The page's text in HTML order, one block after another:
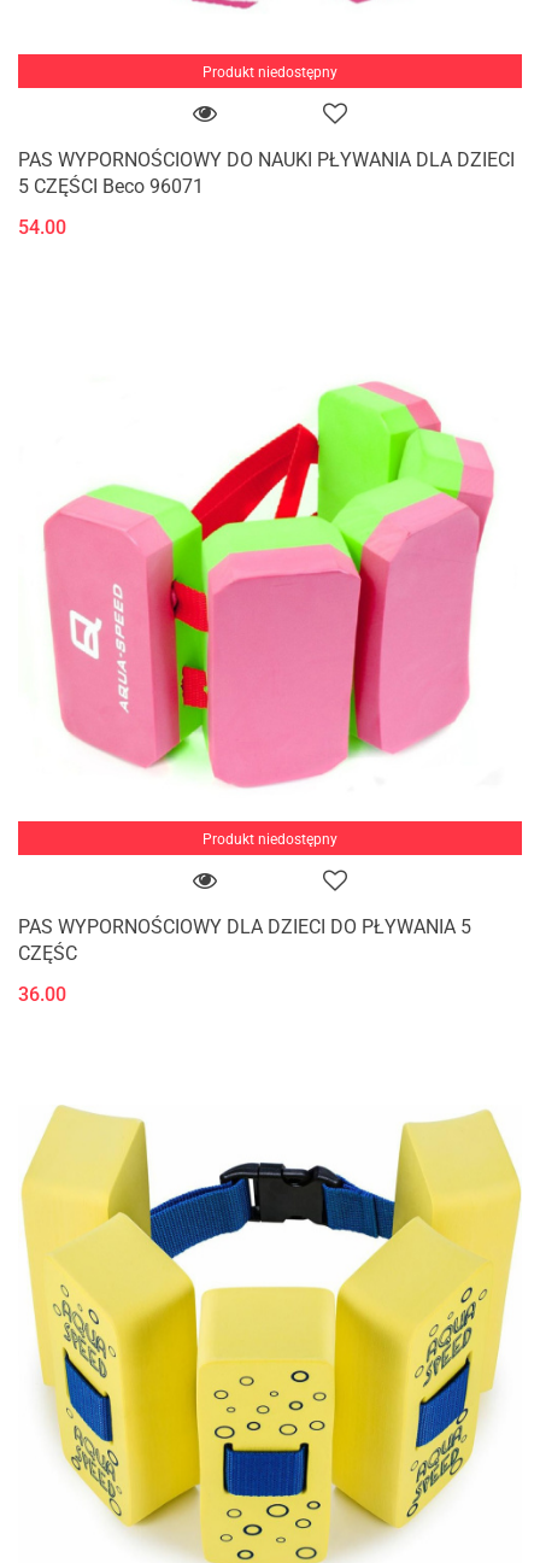
Produkt niedostępny
PAS WYPORNOŚCIOWY DO NAUKI PŁYWANIA DLA DZIECI
5 CZĘŚCI Beco 96071
54.00
Produkt niedostępny
PAS WYPORNOŚCIOWY DLA DZIECI DO PŁYWANIA 5
CZĘŚC
36.00